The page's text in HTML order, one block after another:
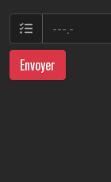
Envoyer